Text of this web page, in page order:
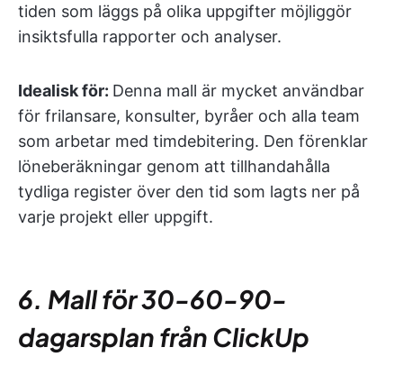
tiden som läggs på olika uppgifter möjliggör
insiktsfulla rapporter och analyser.
Idealisk för: Denna mall är mycket användbar
för frilansare, konsulter, byråer och alla team
som arbetar med timdebitering. Den förenklar
löneberäkningar genom att tillhandahålla
tydliga register över den tid som lagts ner på
varje projekt eller uppgift.
6. Mall för 30-60-90-
dagarsplan från ClickUp